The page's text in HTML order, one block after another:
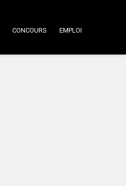
CONCOURS EMPLOI